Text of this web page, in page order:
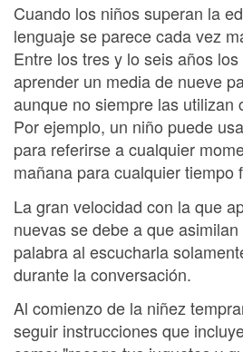
Cuando los niños superan la
lenguaje se parece cada vez
Entre los tres y lo seis años
aprender un media de nueve
aunque no siempre las utilizan
Por ejemplo, un niño puede
para referirse a cualquier
mañana para cualquier tiempo
La gran velocidad con la que
nuevas se debe a que
palabra al escucharla
durante la conversación.
Al comienzo de la niñez
seguir instrucciones que